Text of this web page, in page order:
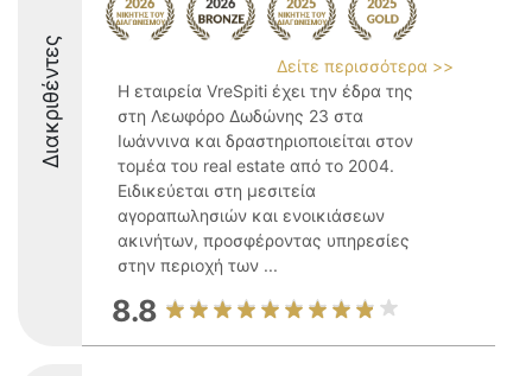
Διακριθέντες
Δείτε περισσότερα >>
Η εταιρεία VreSpiti έχει την έδρα της
στη Λεωφόρο Δωδώνης 23 στα
Ιωάννινα και δραστηριοποιείται στον
τομέα του real estate από το 2004.
Ειδικεύεται στη μεσιτεία
αγοραπωλησιών και ενοικιάσεων
ακινήτων, προσφέροντας υπηρεσίες
στην περιοχή των ...
8.8